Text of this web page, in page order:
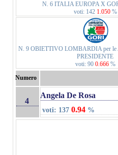
N. 6 ITALIA EUROPA X
voti: 142 1.050 %
N. 9 OBIETTIVO LOMBARDIA per
PRESIDENTE
voti: 90 0.666 %
Numero
4
Angela De Rosa
voti: 1370.94 %